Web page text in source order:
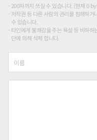
200자까지 쓰실 수 있습니다. (현재 0
저작권 등 다른 사람의 권리를 침해하
수 있습니다.
타인에게 불쾌감을 주는 욕설 등 비하
단에 의해 삭제 합니다.